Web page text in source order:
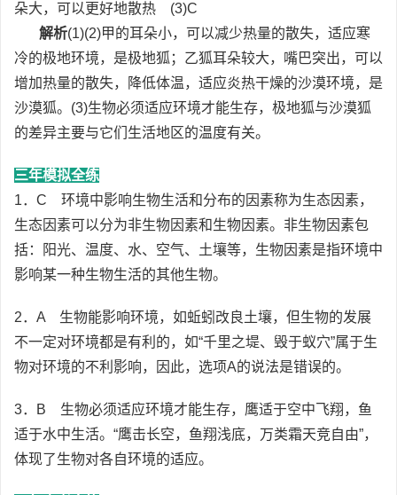
朵大，可以更好地散热 (3)C
解析(1)(2)甲的耳朵小，可以减少热量的散失，适应寒
冷的极地环境，是极地狐；乙狐耳朵较大，嘴巴突出，可以
增加热量的散失，降低体温，适应炎热干燥的沙漠环境，是
沙漠狐。(3)生物必须适应环境才能生存，极地狐与沙漠狐
的差异主要与它们生活地区的温度有关。
三年模拟全练
1．C 环境中影响生物生活和分布的因素称为生态因素，
生态因素可以分为非生物因素和生物因素。非生物因素包
括：阳光、温度、水、空气、土壤等，生物因素是指环境中
影响某一种生物生活的其他生物。
2．A 生物能影响环境，如蚯蚓改良土壤，但生物的发展
不一定对环境都是有利的，如“千里之堤、毁于蚁穴”属于生
物对环境的不利影响，因此，选项A的说法是错误的。
3．B 生物必须适应环境才能生存，鹰适于空中飞翔，鱼
适于水中生活。“鹰击长空，鱼翔浅底，万类霜天竞自由”，
体现了生物对各自环境的适应。